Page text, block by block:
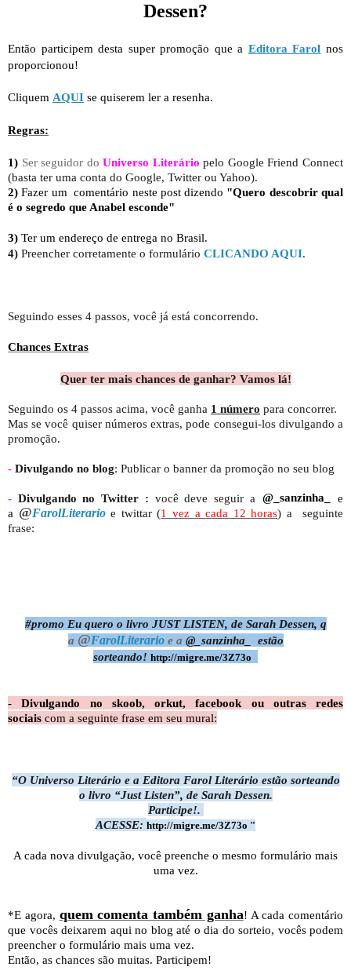
Dessen?
Então participem desta super promoção que a EditoraFarol nos
proporcionou!
Cliquem AQUI se quiserem ler a resenha.
Regras:
1) Ser seguidor doUniverso Literário pelo Google Friend Connect
(basta ter uma conta do Google, Twitter ou Yahoo).
2) Fazer um comentário neste post dizendo "Quero descobrir qual
é o segredo que Anabel esconde"
3) Ter um endereço de entrega no Brasil.
4) Preencher corretamente o formulário CLICANDO AQUI.
Seguindo esses 4 passos, você já está concorrendo.
Chances Extras
Quer ter mais chances de ganhar? Vamos lá!
Seguindo os 4 passos acima, você ganha 1 número para concorrer.
Mas se você quiser números extras, pode consegui-los divulgando a
promoção.
- Divulgando no blog: Publicar o banner da promoção no seu blog
- Divulgando no Twitter : você deve seguir a @_sanzinha_
e
a @FarolLiterarioe twittar (1 vez a cada 12 horas) a seguinte
frase:
#promo Eu quero o livro JUST LISTEN, de Sarah Dessen, q
a @FarolLiterario ea @_sanzinha_ estão
sorteando! http://migre.me/3Z73o
-
Divulgando no skoob, orkut, facebook ou outras redes
sociais com a seguinte frase em seu mural:
“O Universo Literário e a Editora Farol Literário estão sorteando
o livro “Just Listen”, de Sarah Dessen.
Participe!.
ACESSE: http://migre.me/3Z73o "
A cada nova divulgação, você preenche o mesmo formulário mais
uma vez.
*E agora, quem comenta também ganha! A cada comentário
que vocês deixarem aqui no blog até o dia do sorteio, vocês podem
preencher o formulário mais uma vez.
Então, as chances são muitas. Participem!